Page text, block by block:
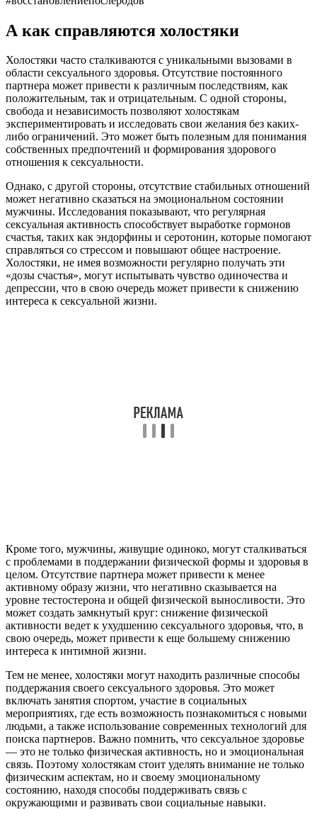
А как справляются холостяки
Холостяки часто сталкиваются с уникальными вызовами в
области сексуального здоровья. Отсутствие постоянного
партнера может привести к различным последствиям, как
положительным, так и отрицательным. С одной стороны,
свобода и независимость позволяют холостякам
экспериментировать и исследовать свои желания без каких-
либо ограничений. Это может быть полезным для понимания
собственных предпочтений и формирования здорового
отношения к сексуальности.
Однако, с другой стороны, отсутствие стабильных отношений
может негативно сказаться на эмоциональном состоянии
мужчины. Исследования показывают, что регулярная
сексуальная активность способствует выработке гормонов
счастья, таких как эндорфины и серотонин, которые помогают
справляться со стрессом и повышают общее настроение.
Холостяки, не имея возможности регулярно получать эти
«дозы счастья», могут испытывать чувство одиночества и
депрессии, что в свою очередь может привести к снижению
интереса к сексуальной жизни.
Кроме того, мужчины, живущие одиноко, могут сталкиваться
с проблемами в поддержании физической формы и здоровья в
целом. Отсутствие партнера может привести к менее
активному образу жизни, что негативно сказывается на
уровне тестостерона и общей физической выносливости. Это
может создать замкнутый круг: снижение физической
активности ведет к ухудшению сексуального здоровья, что, в
свою очередь, может привести к еще большему снижению
интереса к интимной жизни.
Тем не менее, холостяки могут находить различные способы
поддержания своего сексуального здоровья. Это может
включать занятия спортом, участие в социальных
мероприятиях, где есть возможность познакомиться с новыми
людьми, а также использование современных технологий для
поиска партнеров. Важно помнить, что сексуальное здоровье
— это не только физическая активность, но и эмоциональная
связь. Поэтому холостякам стоит уделять внимание не только
физическим аспектам, но и своему эмоциональному
состоянию, находя способы поддерживать связь с
окружающими и развивать свои социальные навыки.